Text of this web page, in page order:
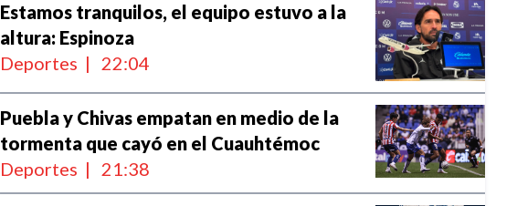
Estamos tranquilos, el equipo estuvo a la
altura: Espinoza
Deportes | 22:04
Puebla y Chivas empatan en medio de la
tormenta que cayó en el Cuauhtémoc
Deportes | 21:38